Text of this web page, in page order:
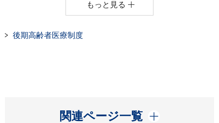
もっと見る
後期高齢者医療制度
関連ページ一覧
開く